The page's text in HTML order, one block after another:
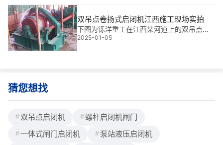
特点，具体详情常见型号安装尺寸及安装结
构图如下。一、卧式人字闸门泵站液压启闭
机安装布置尺寸参数型号ABCDEabcdeR地
脚螺栓GB/T799-1988QRWY-2×100775+S
根据水工布要求定2403801451607055508
0806-M
双吊点卷扬式启闭机江西施工现场实拍
下图为铄洋重工在江西某河道上的双吊点卷
扬式启闭机施工现场实拍，由图可看出在安
装的双吊点卷扬式启闭机采用的是集中驱动
2025-01-05
猜您想找
双吊点启闭机
螺杆启闭机闸门
一体式闸门启闭机
泵站液压启闭机